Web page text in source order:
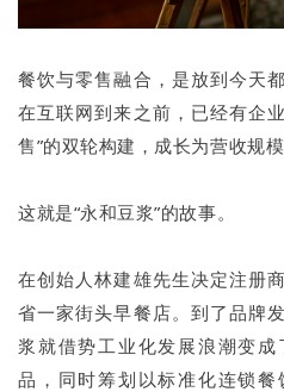
餐饮与零售融合，是放到今天
在互联网到来之前，已经有企
售”的双轮构建，成长为营收规
这就是“永和豆浆”的故事。
在创始人林建雄先生决定注册
省一家街头早餐店。到了品牌
浆就借势工业化发展浪潮变
品，同时筹划以标准化连锁